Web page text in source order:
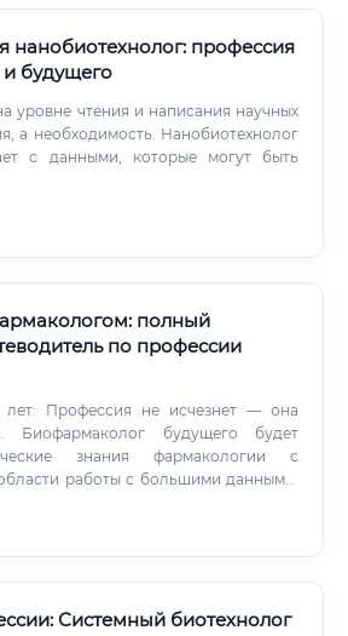
нередко выступает в роли
процесса: контролирует
концентрации питательных сред);
продукции стандартам качества
Practice); управляет
разрабатывает
работы не обходится ни одна
для получения лицензии на новый
анализ научной литературы и патентов.
нанобиотехнолог: профессия
и будущего
уровне чтения и написания научных
а необходимость. Нанобиотехнолог
с данными, которые могут быть
полный
по профессии
лет: Профессия не исчезнет — она
Биофармаколог будущего будет
знания фармакологии с
работы с большими данными,
Таких специалистов будет не
Системный биотехнолог